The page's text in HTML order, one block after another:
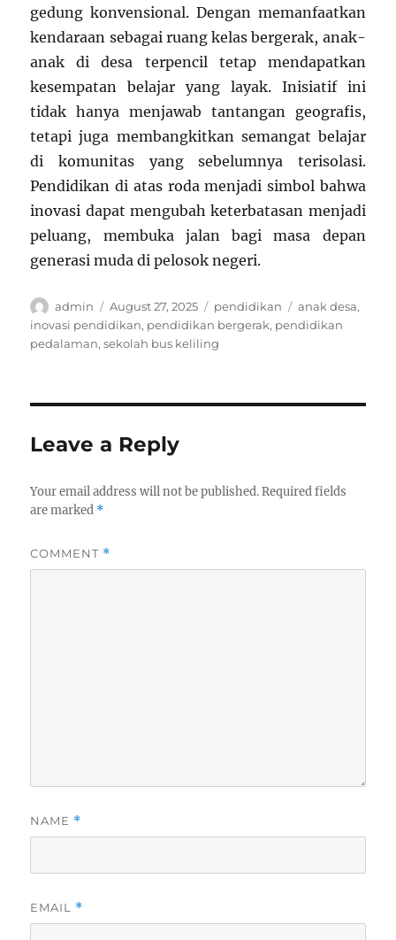
gedung konvensional. Dengan memanfaatkan
kendaraan sebagai ruang kelas bergerak, anak-
anak di desa terpencil tetap mendapatkan
kesempatan belajar yang layak. Inisiatif ini
tidak hanya menjawab tantangan geografis,
tetapi juga membangkitkan semangat belajar
di komunitas yang sebelumnya terisolasi.
Pendidikan di atas roda menjadi simbol bahwa
inovasi dapat mengubah keterbatasan menjadi
peluang, membuka jalan bagi masa depan
generasi muda di pelosok negeri.
Author
admin
Posted
on
August 27, 2025 Categories
pendidikan Tags
anak desa,
inovasi pendidikan, pendidikan bergerak, pendidikan
pedalaman,sekolah bus keliling
Leave a Reply
Your email address will not be published. Required fields
are marked *
COMMENT *
NAME *
EMAIL *